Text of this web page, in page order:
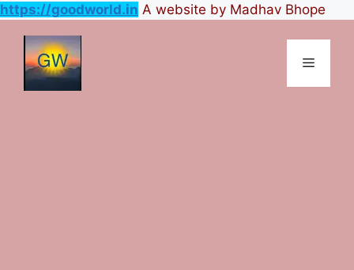
https://goodworld.in A website by Madhav Bhope